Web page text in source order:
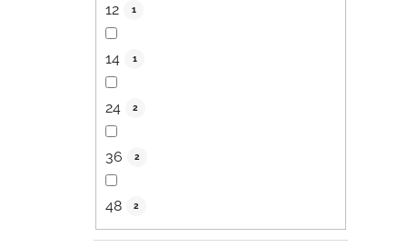
12 1
14 1
24 2
36 2
48 2